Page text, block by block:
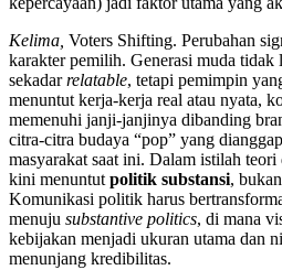
Kelima, Voters Shifting. Perubahan
karakter pemilih. Generasi muda
sekadarrelatable, tetapi pemimpin
menuntut kerja-kerja real atau nyata,
memenuhi janji-janjinya dibanding
citra-citra budaya “pop” yang
masyarakat saat ini. Dalam istilah
kini menuntut politik substansi,
Komunikasi politik harus
menuju substantive politics, di mana
kebijakan menjadi ukuran utama dan
menunjang kredibilitas.